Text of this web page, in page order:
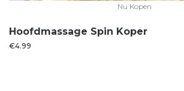
Nu Kopen
Hoofdmassage Spin Koper
€4.99